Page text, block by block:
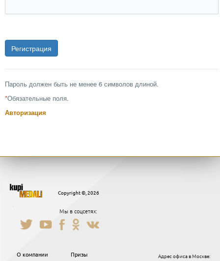
Пароль должен быть не менее 6 символов длиной.
*Обязательные поля.
Авторизация
Copyright ©, 2026
Мы в соцсетях:
О компании Призы
Адрес офиса в Москве: